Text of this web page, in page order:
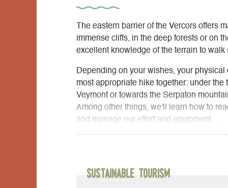
The eastern barrier of the Vercors offers
immense cliffs, in the deep forests or on
excellent knowledge of the terrain to walk
Depending on your wishes, your
most appropriate hike together: under
Veymont or towards the Serpaton
Among other things, we'll learn how to
and manage our effort and equipment....
field, build an igloo, learn how to search
Sustainable Tourism